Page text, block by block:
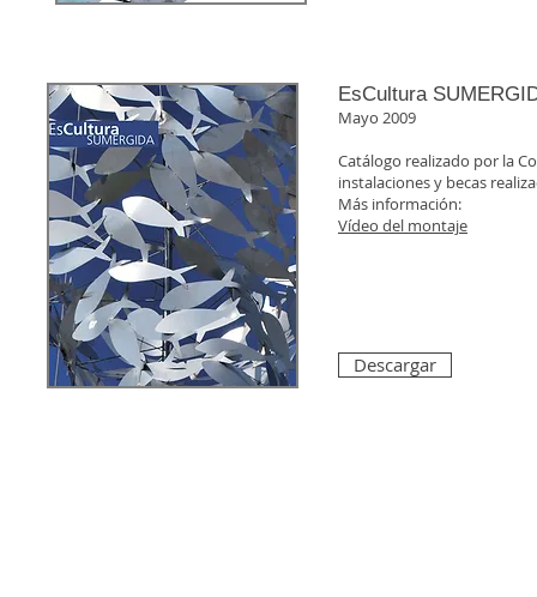
EsCultura
Mayo 2009
Catálogo realizado por la
instalaciones y becas
Más información:
Vídeo del montaje
Descargar